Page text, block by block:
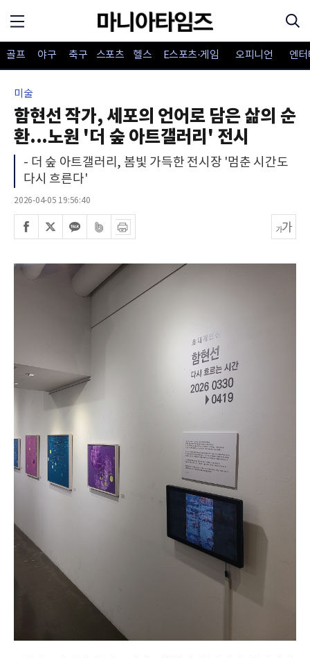
골프 야구 축구 스포츠 헬스 E스포츠·게임 오피니언 엔
미술
함현선 작가, 세포의 언어로 담은 삶의 순
환...노원 '더 숲 아트갤러리' 전시
- 더 숲 아트갤러리, 봄빛 가득한 전시장 '멈춘 시간도
다시 흐른다'
2026-04-05 19:56:40